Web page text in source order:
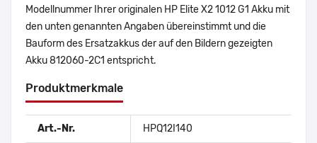
Modellnummer Ihrer originalen HP Elite X2 1012 G1 Akku mit
den unten genannten Angaben übereinstimmt und die
Bauform des Ersatzakkus der auf den Bildern gezeigten
Akku 812060-2C1 entspricht.
Produktmerkmale
Art.-Nr. HPQ12I140